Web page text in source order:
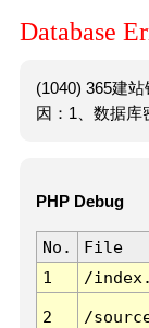
Database
(1040) 365建
因：1、数据库
PHP Debug
No. File
1
/
2 /